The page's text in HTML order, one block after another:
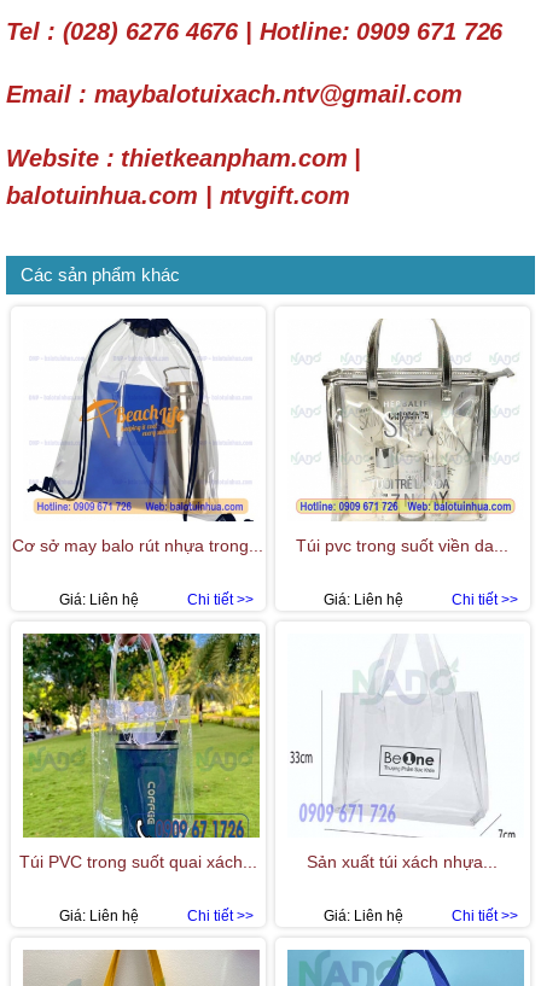
Tel : (028) 6276 4676 | Hotline: 0909 671 726
Email : maybalotuixach.ntv@gmail.com
Website : thietkeanpham.com |
balotuinhua.com | ntvgift.com
Các sản phẩm khác
Cơ sở may balo rút nhựa trong...
Chi tiết >>
Giá: Liên hệ
Túi pvc trong suốt viền da...
Chi tiết >>
Giá: Liên hệ
Túi PVC trong suốt quai xách...
Chi tiết >>
Giá: Liên hệ
Sản xuất túi xách nhựa...
Chi tiết >>
Giá: Liên hệ